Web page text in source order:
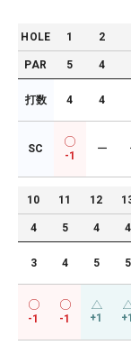
HOLE 1 2
PAR 5 4
打数 4 4
SC
-1
ー
10 11 12
4 5 4 4
3 4 5 5
-1 -1 +1 +1